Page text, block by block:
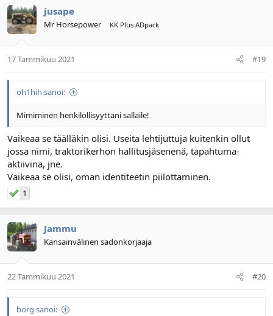
jusape
Mr Horsepower KK Plus ADpack
17 Tammikuu 2021 #19
oh1hih sanoi:
Mimiminen henkilöllisyyttäni sallaile!
Vaikeaa se täälläkin olisi. Useita lehtijuttuja kuitenkin ollut
jossa nimi, traktorikerhon hallitusjäsenenä, tapahtuma-
aktiivina, jne.
Vaikeaa se olisi, oman identiteetin piilottaminen.
1
Jammu
Kansainvälinen sadonkorjaaja
22 Tammikuu 2021 #20
borg sanoi: